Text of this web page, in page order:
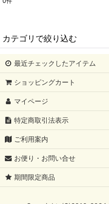
並び順
カテゴリで絞り込む
アレンジメント (全商品)
2,800
3,000円
3,800円
4,000円
最近チェックしたアイテム
ショッピングカート
マイページ
特定商取引法表示
ご利用案内
お便り・お問い合せ
期間限定商品